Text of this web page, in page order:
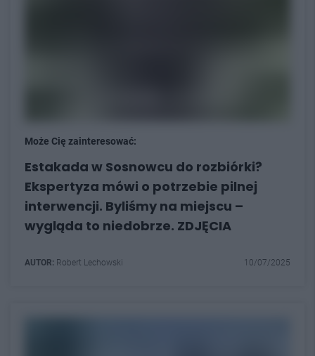
Może Cię zainteresować:
Estakada w Sosnowcu do rozbiórki?
Ekspertyza mówi o potrzebie pilnej
interwencji. Byliśmy na miejscu –
wygląda to niedobrze. ZDJĘCIA
AUTOR: Robert Lechowski 10/07/2025